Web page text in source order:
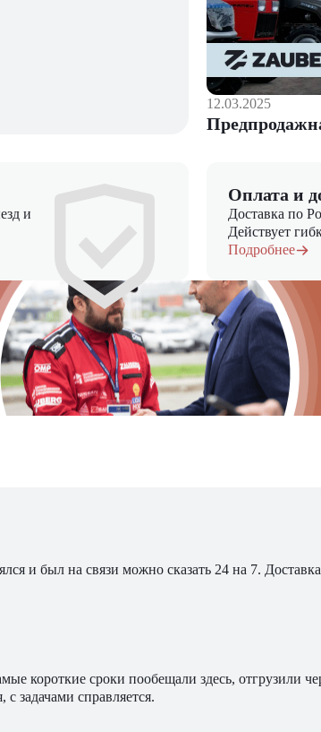
12.03.2025
и
Оплата и
Доставка по
Действует
Подробнее
и был на связи можно сказать 24 на 7.
короткие сроки пообещали здесь, отгрузили
задачами справляется.